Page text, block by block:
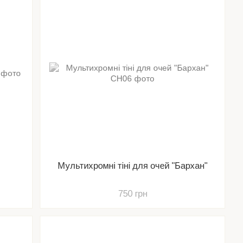
Мультихромні тіні для очей "Бархан"
750 грн